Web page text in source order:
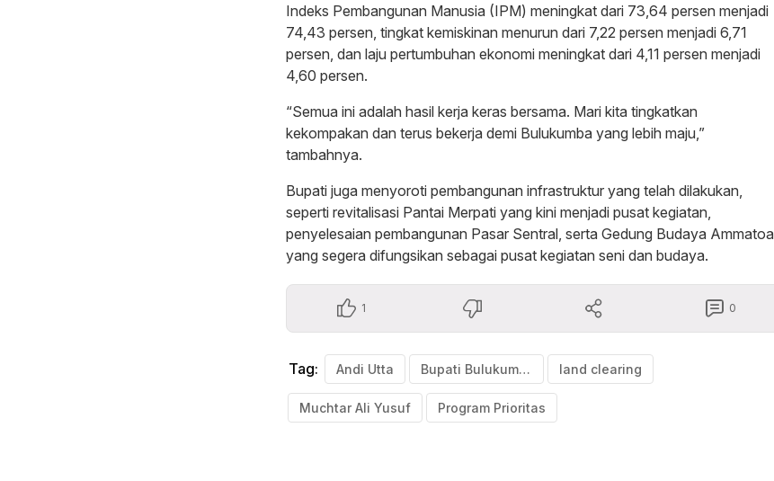
Indeks Pembangunan Manusia (IPM) meningkat dari 73,64 persen menjadi
74,43 persen, tingkat kemiskinan menurun dari 7,22 persen menjadi 6,71
persen, dan laju pertumbuhan ekonomi meningkat dari 4,11 persen menjadi
4,60 persen.
“Semua ini adalah hasil kerja keras bersama. Mari kita tingkatkan
kekompakan dan terus bekerja demi Bulukumba yang lebih maju,”
tambahnya.
Bupati juga menyoroti pembangunan infrastruktur yang telah dilakukan,
seperti revitalisasi Pantai Merpati yang kini menjadi pusat kegiatan,
penyelesaian pembangunan Pasar Sentral, serta Gedung Budaya Ammatoa
yang segera difungsikan sebagai pusat kegiatan seni dan budaya.
1 0
Tag: Andi Utta Bupati Bulukumba land clearing
Muchtar Ali Yusuf Program Prioritas